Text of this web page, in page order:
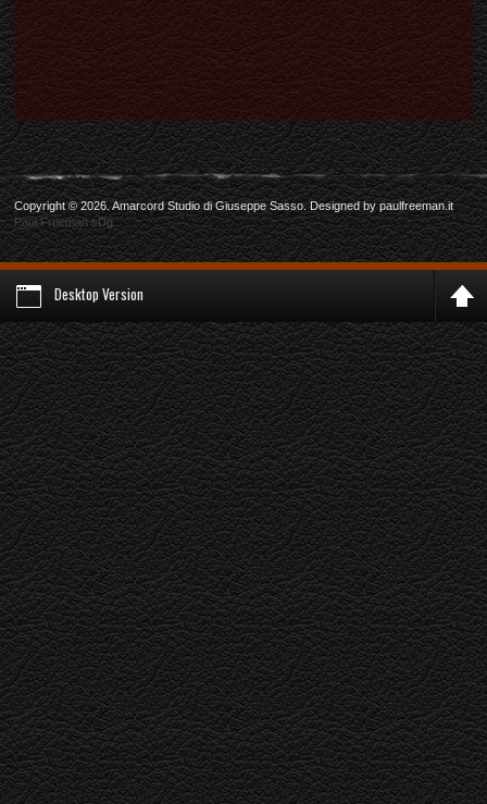
Copyright © 2026. Amarcord Studio di Giuseppe Sasso. Designed by paulfreeman.it
Paul Freeman sDg
Desktop Version